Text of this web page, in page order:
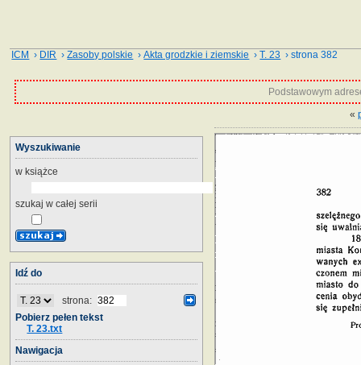
ICM › DIR ›Zasoby polskie ›Akta grodzkie i ziemskie ›T. 23 › strona 382
Podstawowym
«
Wyszukiwanie
w książce
szukaj w całej serii
Idź do
strona:
Pobierz pełen tekst
T. 23.txt
Nawigacja